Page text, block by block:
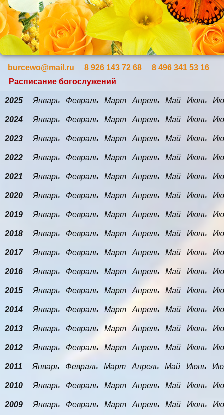
burcewo@mail.ru 8 926 143 72 68 8 496 341 53 16
Расписание богослужений
2025 Январь Февраль Март Апрель Май Июнь
2024 Январь Февраль Март Апрель Май Июнь
2023 Январь Февраль Март Апрель Май Июнь
2022 Январь Февраль Март Апрель Май Июнь
2021 Январь Февраль Март Апрель Май Июнь
2020 Январь Февраль Март Апрель Май Июнь
2019 Январь Февраль Март Апрель Май Июнь
2018 Январь Февраль Март Апрель Май Июнь
2017 Январь Февраль Март Апрель Май Июнь
2016 Январь Февраль Март Апрель Май Июнь
2015 Январь Февраль Март Апрель Май Июнь
2014 Январь Февраль Март Апрель Май Июнь
2013 Январь Февраль Март Апрель Май Июнь
2012 Январь Февраль Март Апрель Май Июнь
2011 Январь Февраль Март Апрель Май Июнь
2010 Январь Февраль Март Апрель Май Июнь
2009 Январь Февраль Март Апрель Май Июнь